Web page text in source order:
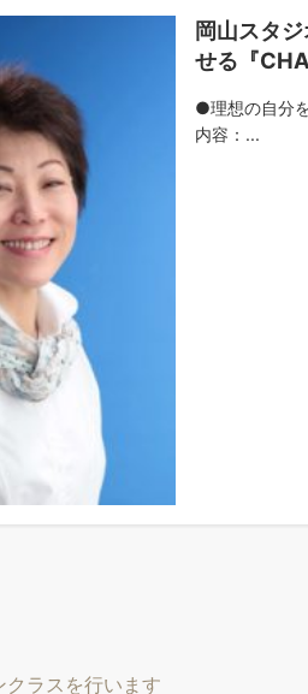
岡山スタ
せる『
●理想の自分
内容：...
クラスを行います